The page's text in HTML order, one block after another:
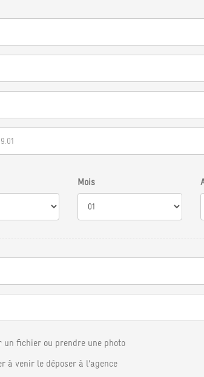
Mois
un fichier ou prendre une photo
à venir le déposer à l’agence